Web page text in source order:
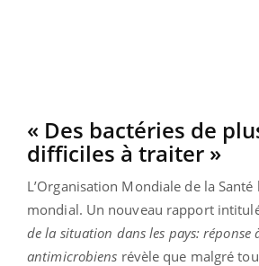
« Des bactéries de
difficiles à traiter »
L’Organisation Mondiale de la Santé
mondial. Un nouveau rapport
de la situation dans les pays: réponse
antimicrobiens révèle que malgré